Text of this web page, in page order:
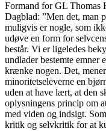
Formand for GL Thomas
Dagblad: ”Men det, man
muligvis er nogle, som
udøve en form for
består. Vi er ligeledes
undlader bestemte
krænke nogen. Det,
minoritetseleverne en
uden at have lært, at den
oplysningens princip om
med viden og indsigt.
kritik og selvkritik for at